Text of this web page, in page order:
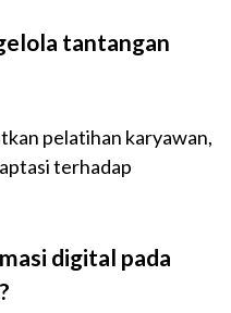
tantangan
pelatihan karyawan,
terhadap
digital pada